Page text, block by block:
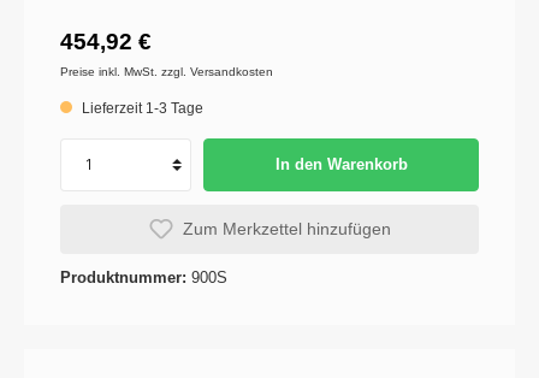
454,92 €
Preise inkl. MwSt. zzgl. Versandkosten
Lieferzeit 1-3 Tage
In den Warenkorb
Zum Merkzettel hinzufügen
Produktnummer: 900S